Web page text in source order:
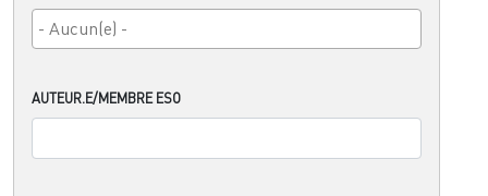
AUTEUR.E/MEMBRE ESO